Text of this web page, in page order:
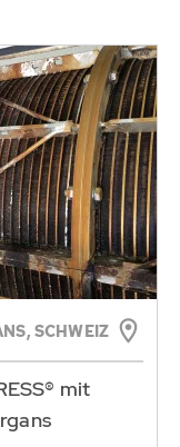
SCHWEIZ
mit